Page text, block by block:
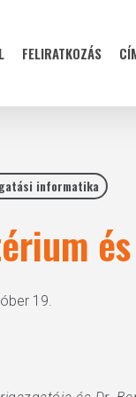
FELIRATKOZÁS
informatika
19.